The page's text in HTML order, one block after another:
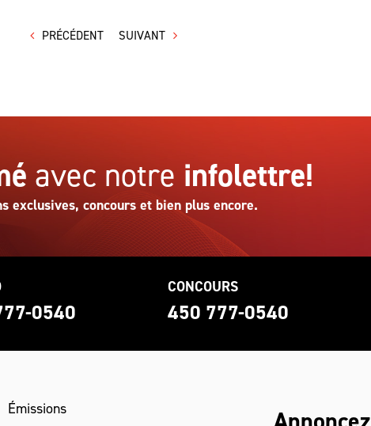
PRÉCÉDENT SUIVANT
avec notre infolettre!
exclusives, concours et bien plus encore.
0540
CONCOURS
450 777-0540
Émissions